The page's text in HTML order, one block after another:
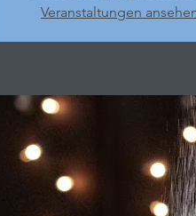
Veranstaltungen